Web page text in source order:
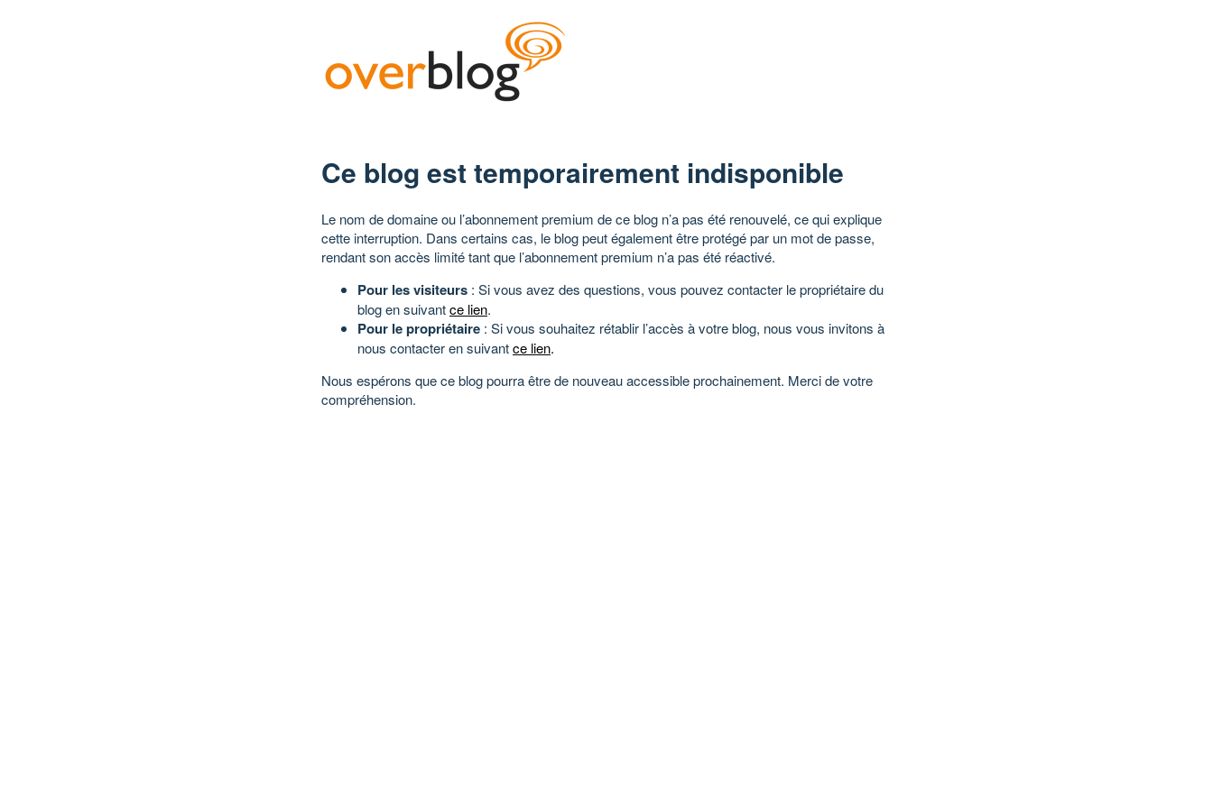
Ce blog est temporairement indisponible
Le nom de domaine ou l’abonnement premium de ce blog n’a pas été renouvelé, ce qui explique
cette interruption. Dans certains cas, le blog peut également être protégé par un mot de passe,
rendant son accès limité tant que l’abonnement premium n’a pas été réactivé.
Pour les visiteurs : Si vous avez des questions, vous pouvez contacter le propriétaire du
blog en suivantce lien.
Pour le propriétaire : Si vous souhaitez rétablir l’accès à votre blog, nous vous invitons à
nous contacter en suivantce lien.
Nous espérons que ce blog pourra être de nouveau accessible prochainement. Merci de votre
compréhension.